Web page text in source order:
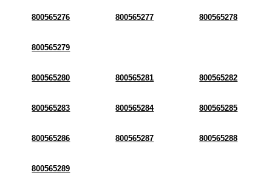
800565276 800565277 800565278
800565279
800565280 800565281 800565282
800565283 800565284 800565285
800565286 800565287 800565288
800565289